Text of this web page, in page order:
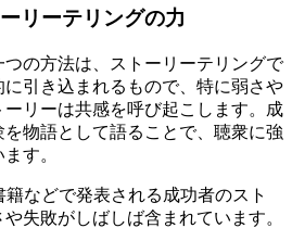
リーテリングの力
の方法は、ストーリーテリングで
引き込まれるもので、特に弱さや
リーは共感を呼び起こします。成
物語として語ることで、聴衆に強
す。
などで発表される成功者のスト
失敗がしばしば含まれています。